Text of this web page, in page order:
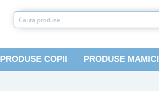
PRODUSE COPII PRODUSE MAMICI